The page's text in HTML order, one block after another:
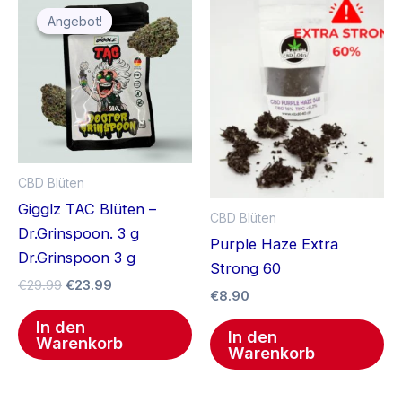
Angebot!
Angebot!
CBD Blüten
Gigglz TAC Blüten –
Dr.Grinspoon. 3 g
Dr.Grinspoon 3 g
€29.99
Preis
war:
€29.99
€23.99
Preis
ist:
€23.99.
In den
Warenkorb
CBD Blüten
Purple Haze Extra
Strong 60
€8.90
In den
Warenkorb